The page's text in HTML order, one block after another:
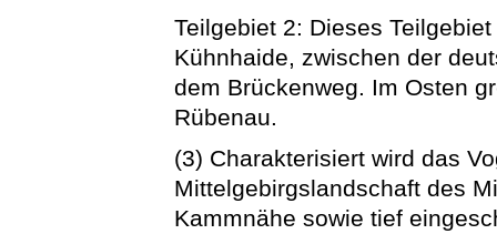
Teilgebiet 2: Dieses
Kühnhaide, zwischen der
dem Brückenweg. Im Osten
Rübenau.
(3) Charakterisiert wird das
Mittelgebirgslandschaft des
Kammnähe sowie tief